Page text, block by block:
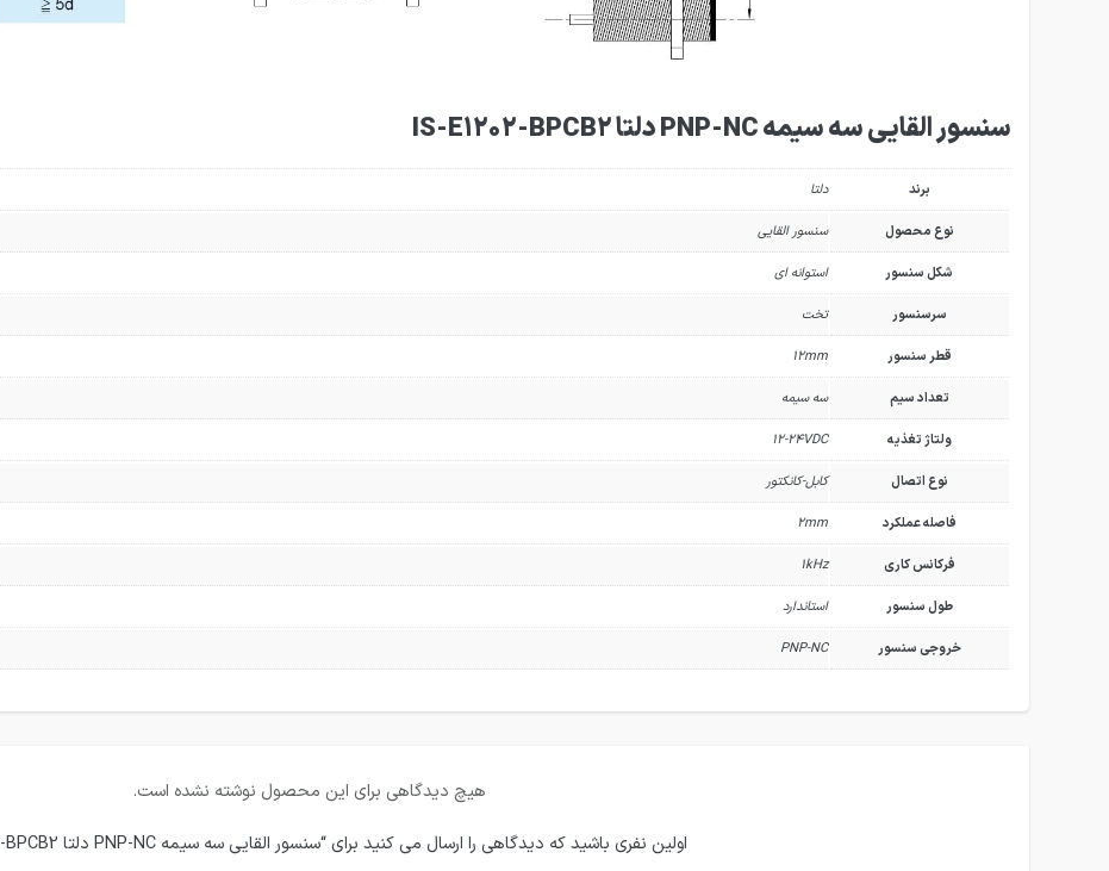
سنسور القایی سه سیمه PNP-NC دلتا IS-E1202-BPCB2
برند دلتا
نوع محصول سنسور القایی
شکل سنسور استوانه ای
سرسنسور تخت
قطر سنسور 12mm
تعداد سیم سه سیمه
ولتاژ تغذیه 12-24VDC
نوع اتصال کابل-کانکتور
فاصله عملکرد 2mm
فرکانس کاری 1kHz
طول سنسور استاندارد
خروجی سنسور PNP-NC
هیچ دیدگاهی برای این محصول نوشته نشده است.
اولین نفری باشید که دیدگاهی را ارسال می کنید برای “سنسور القایی سه سیمه PNP-NC دلتا IS-E1202-BPCB2”